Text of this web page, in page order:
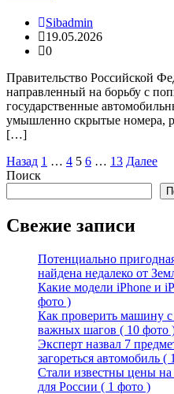
Sibadmin
19.05.2026
0
Правительство Российской
направленный на борьбу с
государственные
умышленно скрытые номера,
[…]
Пагинация
записей
Назад 1 … 4 5 6 … 13 Далее
Поиск
Свежие записи
Потенциально
найдена недалеко от
Какие модели iPhone и
фото )
Как проверить машину
важных шагов ( 10 фото
Эксперт назвал 7
загореться автомобиль (
Стали известны цены
для России ( 1 фото )